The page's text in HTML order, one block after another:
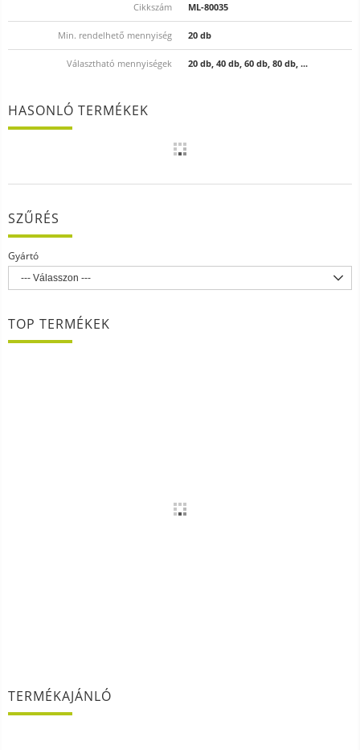
Cikkszám ML-80035
Min. rendelhető mennyiség 20 db
Választható mennyiségek 20 db, 40 db, 60 db, 80 db, ...
HASONLÓ TERMÉKEK
SZŰRÉS
Gyártó
TOP TERMÉKEK
TERMÉKAJÁNLÓ